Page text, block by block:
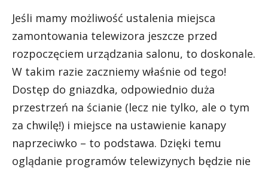
Jeśli mamy możliwość ustalenia miejsca
zamontowania telewizora jeszcze przed
rozpoczęciem urządzania salonu, to doskonale.
W takim razie zaczniemy właśnie od tego!
Dostęp do gniazdka, odpowiednio duża
przestrzeń na ścianie (lecz nie tylko, ale o tym
za chwilę!) i miejsce na ustawienie kanapy
naprzeciwko – to podstawa. Dzięki temu
oglądanie programów telewizynych będzie nie